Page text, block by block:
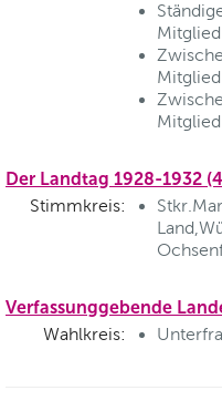
Der Landtag 1928-1932
Stimmkreis:
Verfassunggebende
Wahlkreis: